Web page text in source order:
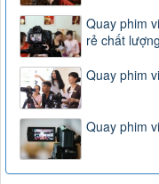
Quay phim
rẻ chất lượng
Quay phim
Quay phim